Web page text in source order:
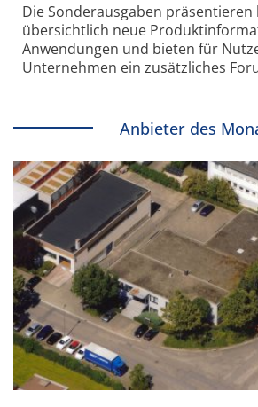
Die Sonder­ausgaben
übersichtlich neue
Anwendungen und bieten für
Unternehmen ein zusätzliches
Anbieter des